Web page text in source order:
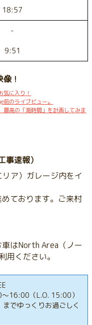
18:57
-
9:51
！
に入り！
前のライブビュー。
最高の「海時間」を計画してみま
速報）
ア）ガレージ内をイ
ております。ご来村
はNorth Area（ノー
用ください。
16:00（L.O. 15:00）
でゆっくりお過ごしく